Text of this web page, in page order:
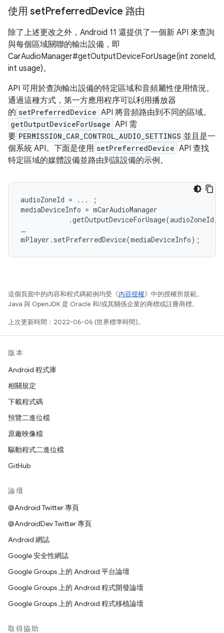
使用 setPreferredDevice 路由
除了上述更改之外，Android 11 還提供了一個新 API 來查詢
與每個區域關聯的輸出設備，即
CarAudioManager#getOutputDeviceForUsage(int zoneId,
int usage)。
API 可用於查詢輸出設備的特定區域和音頻屬性使用情況。
通過這種方式，第一方應用程序可以利用播放器
的 setPreferredDevice API 將音頻路由到不同的區域。
getOutputDeviceForUsage API 需
要 PERMISSION_CAR_CONTROL_AUDIO_SETTINGS 並且是一
個系統 API。下面是使用 setPreferredDevice API 查找
特定區域的媒體設備並路由到該設備的示例。
audioZoneId = ...
;
mediaDeviceInfo = mCarAudioManager
.getOutputDeviceForUsage(audioZoneId,
…
mPlayer . setPreferredDevice(mediaDeviceInfo);
這個頁面中的內容和程式碼範例均受《內容授權》中的授權所規範。
Java 與 OpenJDK 是 Oracle 和/或其關係企業的商標或註冊商標。
上次更新時間：2022-06-06 (世界標準時間)。
版本
Android 程式庫
相關規定
下載程式碼
預覽二進位檔
原廠映像檔
驅動程式二進位檔
GitHub
論壇
@Android Twitter 專頁
@AndroidDev Twitter 專頁
Android 網誌
Google 安全性網誌
Google Groups 上的 Android 平台論壇
Google Groups 上的 Android 程式開發論壇
Google Groups 上的 Android 程式移植論壇
取得協助